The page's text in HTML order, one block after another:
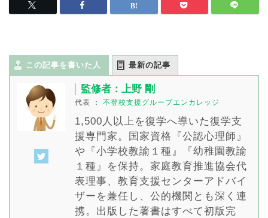
この記事を書いた人 最新の記事
監修者：上野 剛
代表 ： 不登校支援グループエンカレッジ
1,500人以上を復学へ導いた復学支
援専門家。国家資格『公認心理師』
や『小学校教諭１種』『幼稚園教諭
１種』を保持。家庭教育推進協会代
表理事、教育支援センターアドバイ
ザーを兼任し、公的機関とも深く連
携。出版した著書はすべて初版完